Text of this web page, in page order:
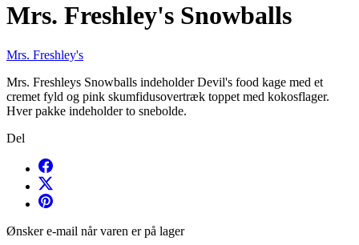
Mrs. Freshley's Snowballs
Mrs. Freshley's
Mrs. Freshleys Snowballs indeholder Devil's food kage med et
cremet fyld og pink skumfidusovertræk toppet med kokosflager.
Hver pakke indeholder to snebolde.
Del
Ønsker e-mail når varen er på lager